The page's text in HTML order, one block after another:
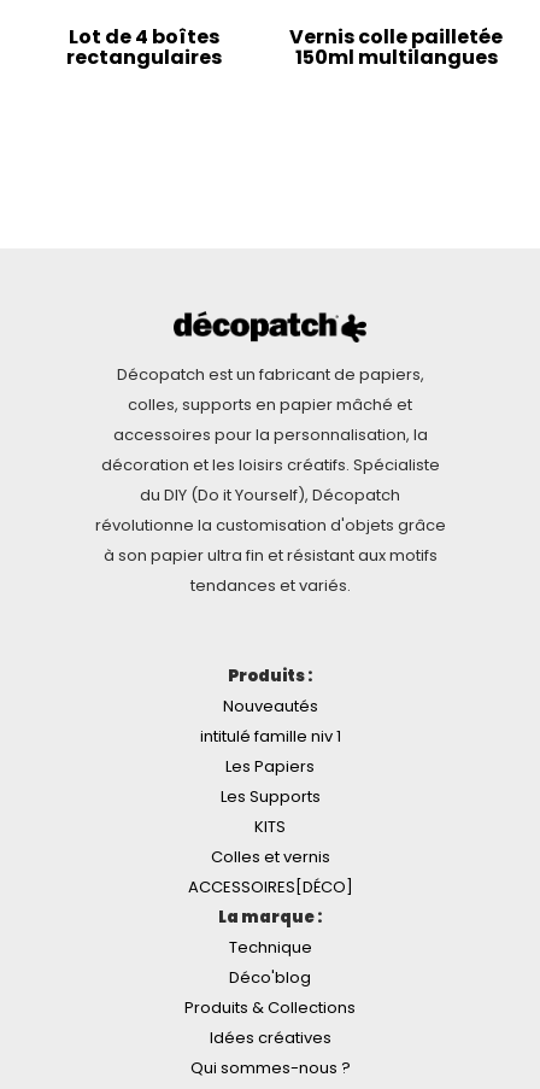
Lot de 4 boîtes
rectangulaires
Vernis colle pailletée
150ml multilangues
Décopatch est un fabricant de papiers,
colles, supports en papier mâché et
accessoires pour la personnalisation, la
décoration et les loisirs créatifs. Spécialiste
du DIY (Do it Yourself), Décopatch
révolutionne la customisation d'objets grâce
à son papier ultra fin et résistant aux motifs
tendances et variés.
Produits :
Nouveautés
intitulé famille niv 1
Les Papiers
Les Supports
KITS
Colles et vernis
ACCESSOIRES[DÉCO]
La marque :
Technique
Déco'blog
Produits & Collections
Idées créatives
Qui sommes-nous ?